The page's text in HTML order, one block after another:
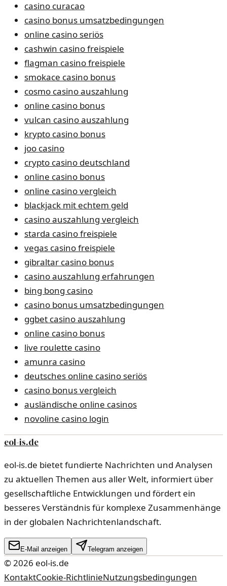
casino curacao
casino bonus umsatzbedingungen
online casino seriös
cashwin casino freispiele
flagman casino freispiele
smokace casino bonus
cosmo casino auszahlung
online casino bonus
vulcan casino auszahlung
krypto casino bonus
joo casino
crypto casino deutschland
online casino bonus
online casino vergleich
blackjack mit echtem geld
casino auszahlung vergleich
starda casino freispiele
vegas casino freispiele
gibraltar casino bonus
casino auszahlung erfahrungen
bing bong casino
casino bonus umsatzbedingungen
ggbet casino auszahlung
online casino bonus
live roulette casino
amunra casino
deutsches online casino seriös
casino bonus vergleich
ausländische online casinos
novoline casino login
eol-is.de
eol-is.de bietet fundierte Nachrichten und Analysen
zu aktuellen Themen aus aller Welt, informiert über
gesellschaftliche Entwicklungen und fördert ein
besseres Verständnis für komplexe Zusammenhänge
in der globalen Nachrichtenlandschaft.
E-Mail anzeigen Telegram anzeigen
©2026 eol-is.de
KontaktCookie-RichtlinieNutzungsbedingungen